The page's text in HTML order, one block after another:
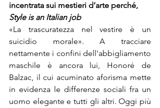
incentrata sui mestieri d’arte perché,
Style is an Italian job
«La trascuratezza nel vestire è un
suicidio morale». A tracciare
nettamente i confini dell'abbigliamento
maschile è ancora lui, Honoré de
Balzac, il cui acuminato aforisma mette
in evidenza le differenze sociali fra un
uomo elegante e tutti gli altri. Oggi più